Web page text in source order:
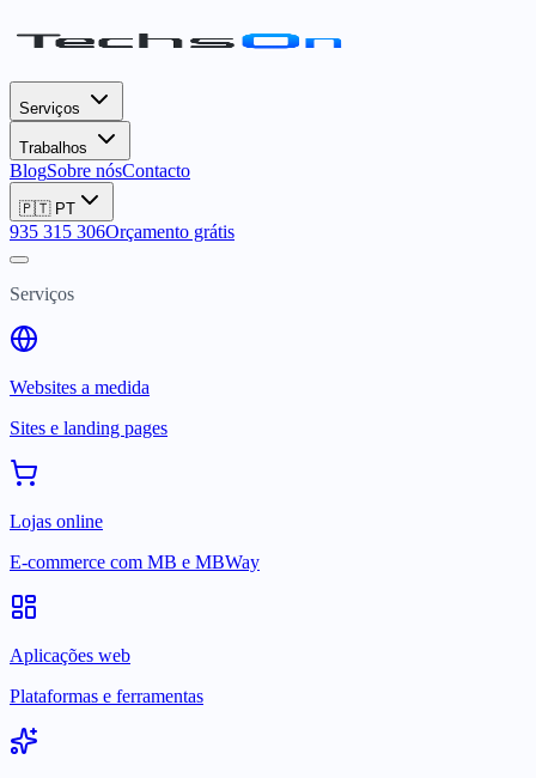
Serviços
Trabalhos
BlogSobre nósContacto
🇵🇹 PT
935 315 306Orçamento grátis
Serviços
Websites a medida
Sites e landing pages
Lojas online
E-commerce com MB e MBWay
Aplicações web
Plataformas e ferramentas